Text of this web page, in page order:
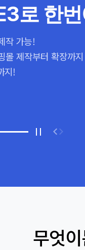
로 한
작 가능!
몰 제작부터 확장까지
지!
무엇